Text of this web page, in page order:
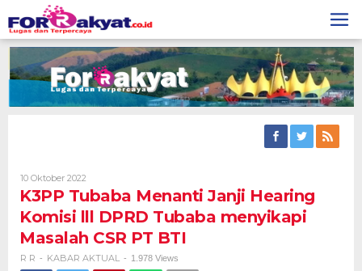
to
content
10 Oktober 2022
R
R
K3PP Tubaba Menanti Janji Hearing
Komisi lll DPRD Tubaba menyikapi
Masalah CSR PT BTI
R R - KABAR AKTUAL - 1.978 Views